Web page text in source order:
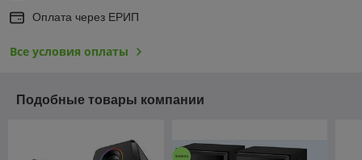
Оплата через ЕРИП
Все условия оплаты
Подобные товары компании